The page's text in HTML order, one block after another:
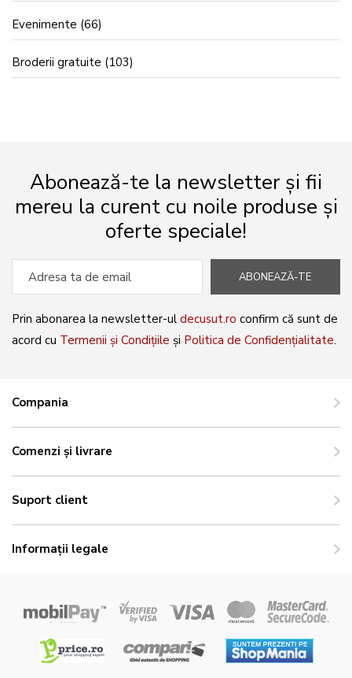
Evenimente (66)
Broderii gratuite (103)
Abonează-te la newsletter și fii
mereu la curent cu noile produse și
oferte speciale!
ABONEAZĂ-TE
Prin abonarea la newsletter-ul decusut.ro confirm că sunt de
acord cu Termenii și Condițiile și Politica de Confidențialitate.
Compania
Comenzi și livrare
Suport client
Informații legale